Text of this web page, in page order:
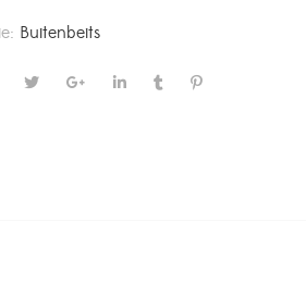
Buitenbeits